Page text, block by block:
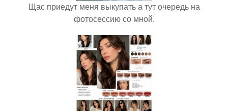
Щас приедут меня выкупать а тут очередь на
фотосессию со мной.